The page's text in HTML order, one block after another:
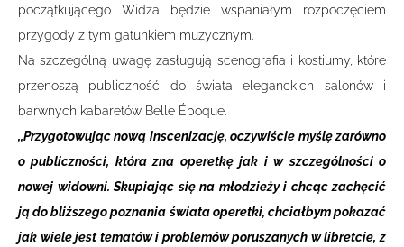
początkującego Widza będzie wspaniałym rozpoczęciem
przygody z tym gatunkiem muzycznym.
Na szczególną uwagę zasługują scenografia i kostiumy, które
przenoszą publiczność do świata eleganckich salonów i
barwnych kabaretów Belle Époque.
,,Przygotowując nową inscenizację, oczywiście myślę zarówno
o publiczności, która zna operetkę jak i w szczególności o
nowej widowni. Skupiając się na młodzieży i chcąc zachęcić
ją do bliższego poznania świata operetki, chciałbym pokazać
jak wiele jest tematów i problemów poruszanych w libretcie, z